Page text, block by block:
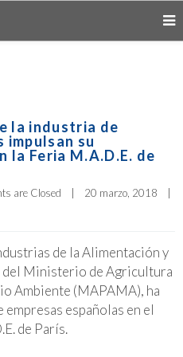
la industria de
impulsan su
la Feria M.A.D.E. de
are Closed 20 marzo, 2018
de la Alimentación y
del Ministerio de Agricultura
Ambiente (MAPAMA), ha
españolas en el
de París.